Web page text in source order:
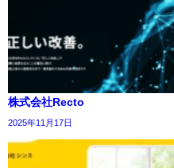
株式会社Recto
2025年11月17日